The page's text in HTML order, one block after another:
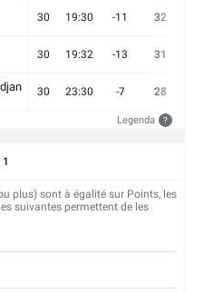
30 19:30 -11 32
30 19:32 -13 31
30 23:30 -7 28
Legenda ?
plus) sont à égalité sur Points, les
suivantes permettent de les